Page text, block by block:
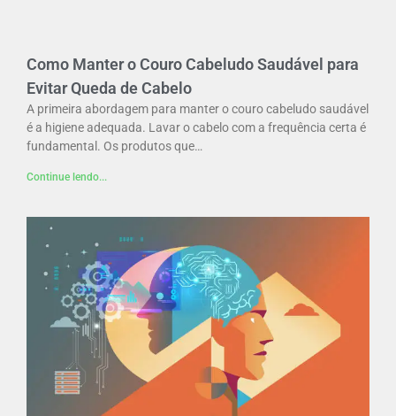
Como Manter o Couro Cabeludo Saudável para
Evitar Queda de Cabelo
A primeira abordagem para manter o couro cabeludo saudável
é a higiene adequada. Lavar o cabelo com a frequência certa é
fundamental. Os produtos que…
Continue lendo...